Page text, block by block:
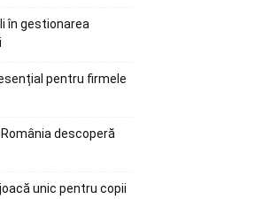
în gestionarea
pentru firmele
descoperă
unic pentru copii